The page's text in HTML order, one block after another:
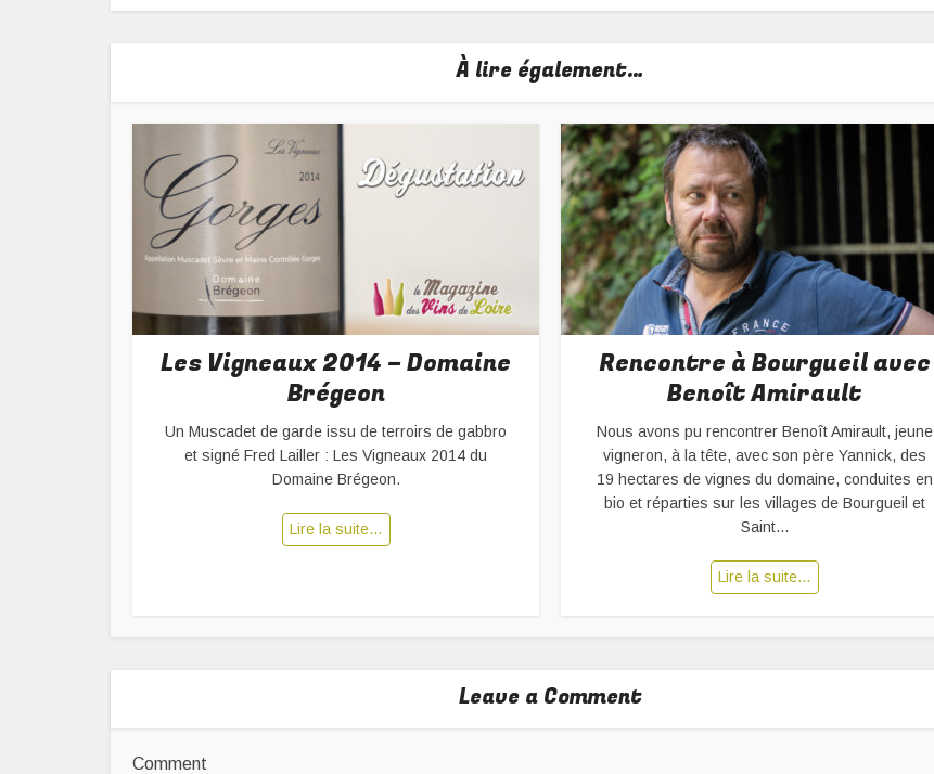
À lire également…
Les Vigneaux 2014 – Domaine
Brégeon
Un Muscadet de garde issu de terroirs de gabbro
et signé Fred Lailler : Les Vigneaux 2014 du
Domaine Brégeon.
Lire la suite…
Rencontre à Bourgueil avec
Benoît Amirault
Nous avons pu rencontrer Benoît Amirault, jeune
vigneron, à la tête, avec son père Yannick, des
19 hectares de vignes du domaine, conduites en
bio et réparties sur les villages de Bourgueil et
Saint...
Lire la suite…
Leave a Comment
Comment